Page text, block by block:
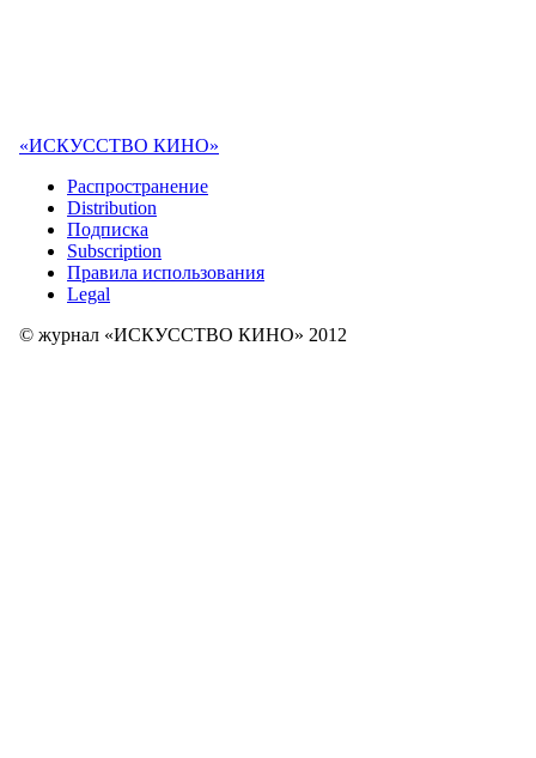
«ИСКУССТВО КИНО»
Распространение
Distribution
Подписка
Subscription
Правила использования
Legal
© журнал «ИСКУССТВО КИНО» 2012